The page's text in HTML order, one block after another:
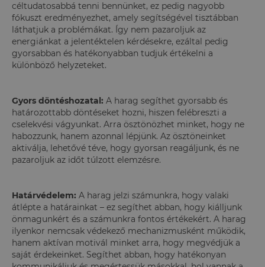
céltudatosabbá tenni bennünket, ez pedig nagyobb
fókuszt eredményezhet, amely segítségével tisztábban
láthatjuk a problémákat. Így nem pazaroljuk az
energiánkat a jelentéktelen kérdésekre, ezáltal pedig
gyorsabban és hatékonyabban tudjuk értékelni a
különböző helyzeteket.
Gyors döntéshozatal: A harag segíthet gyorsabb és
határozottabb döntéseket hozni, hiszen felébreszti a
cselekvési vágyunkat. Arra ösztönözhet minket, hogy ne
habozzunk, hanem azonnal lépjünk. Az ösztöneinket
aktiválja, lehetővé téve, hogy gyorsan reagáljunk, és ne
pazaroljuk az időt túlzott elemzésre.
Határvédelem: A harag jelzi számunkra, hogy valaki
átlépte a határainkat – ez segíthet abban, hogy kiálljunk
önmagunkért és a számunkra fontos értékekért. A harag
ilyenkor nemcsak védekező mechanizmusként működik,
hanem aktívan motivál minket arra, hogy megvédjük a
saját érdekeinket. Segíthet abban, hogy hatékonyan